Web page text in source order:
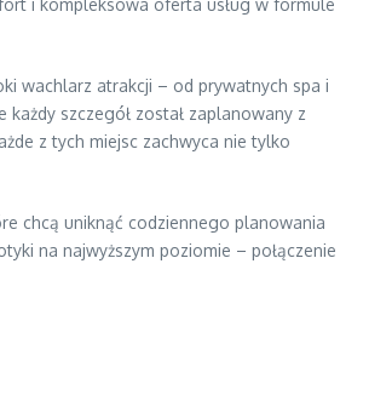
i kompleksowa oferta usług w formule
wachlarz atrakcji – od prywatnych spa i
szczegół został zaplanowany z
z tych miejsc zachwyca nie tylko
chcą uniknąć codziennego planowania
na najwyższym poziomie – połączenie